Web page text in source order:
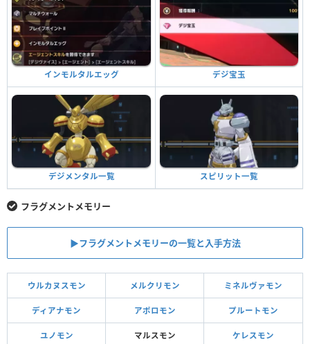
インモルタルエッグ デジ宝玉
デジメンタル一覧 スピリット一覧
フラグメントメモリー
▶︎フラグメントメモリーの一覧と入手方法
ウルカヌスモン メルクリモン ミネルヴァモン
ディアナモン アポロモン プルートモン
ユノモン マルスモン ケレスモン